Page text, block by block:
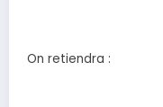
On retiendra :